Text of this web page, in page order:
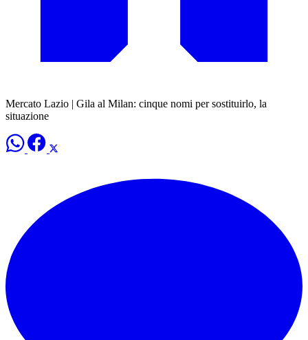
Mercato Lazio | Gila al Milan: cinque nomi per sostituirlo, la
situazione